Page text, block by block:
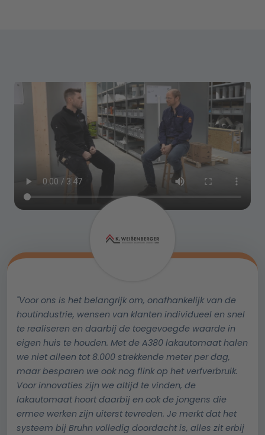
"Voor ons is het belangrijk om, onafhankelijk van de
houtindustrie, wensen van klanten individueel en snel
te realiseren en daarbij de toegevoegde waarde in
eigen huis te houden. Met de A380 lakautomaat halen
we niet alleen tot 8.000 strekkende meter per dag,
maar besparen we ook nog flink op het verfverbruik.
Voor innovaties zijn we altijd te vinden, de
lakautomaat hoort daarbij en ook de jongens die
ermee werken zijn uiterst tevreden. Je merkt dat het
systeem bij Bruhn volledig doordacht is, alles zit erbij